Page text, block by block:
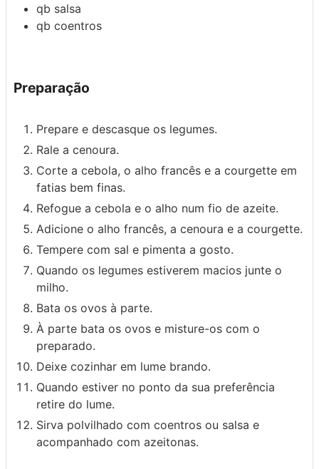
qb salsa
qb coentros
Preparação
Prepare e descasque os legumes.
Rale a cenoura.
Corte a cebola, o alho francês e a courgette em
fatias bem finas.
Refogue a cebola e o alho num fio de azeite.
Adicione o alho francês, a cenoura e a courgette.
Tempere com sal e pimenta a gosto.
Quando os legumes estiverem macios junte o
milho.
Bata os ovos à parte.
À parte bata os ovos e misture-os com o
preparado.
Deixe cozinhar em lume brando.
Quando estiver no ponto da sua preferência
retire do lume.
Sirva polvilhado com coentros ou salsa e
acompanhado com azeitonas.